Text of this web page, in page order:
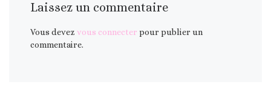
Laissez un commentaire
Vous devezvous connecter pour publier un
commentaire.